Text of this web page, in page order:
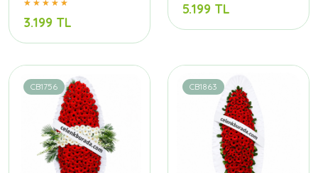
3.199 TL
5.199 TL
CB1756 CB1863